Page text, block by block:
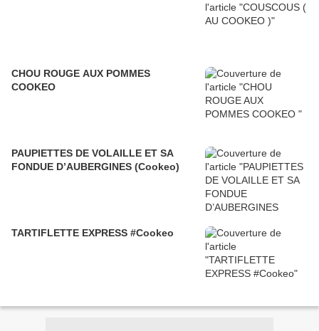
CHOU ROUGE AUX POMMES
COOKEO
PAUPIETTES DE VOLAILLE ET SA
FONDUE D’AUBERGINES (Cookeo)
TARTIFLETTE EXPRESS #Cookeo